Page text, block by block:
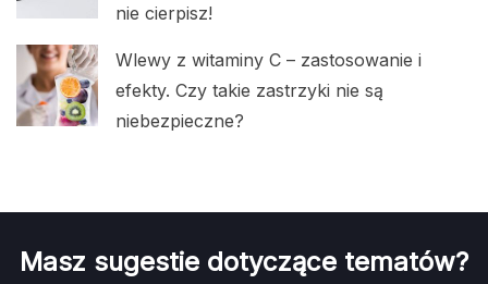
nie cierpisz!
Wlewy z witaminy C – zastosowanie i
efekty. Czy takie zastrzyki nie są
niebezpieczne?
Masz sugestie dotyczące tematów?